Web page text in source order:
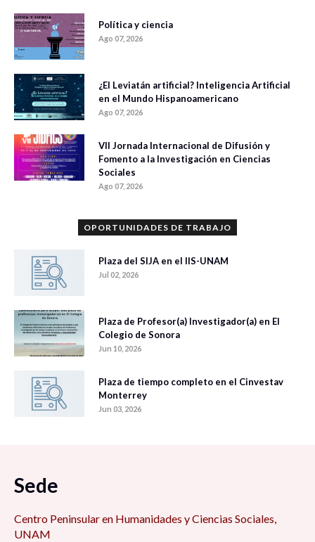
Política y ciencia
Ago 07, 2026
¿El Leviatán artificial? Inteligencia Artificial
en el Mundo Hispanoamericano
Ago 07, 2026
VII Jornada Internacional de Difusión y
Fomento a la Investigación en Ciencias
Sociales
Ago 07, 2026
OPORTUNIDADES DE TRABAJO
Plaza del SIJA en el IIS-UNAM
Jul 02, 2026
Plaza de Profesor(a) Investigador(a) en El
Colegio de Sonora
Jun 10, 2026
Plaza de tiempo completo en el Cinvestav
Monterrey
Jun 03, 2026
Sede
Centro Peninsular en Humanidades y Ciencias Sociales,
UNAM